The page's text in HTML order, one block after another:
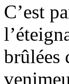
C’est
brûlées